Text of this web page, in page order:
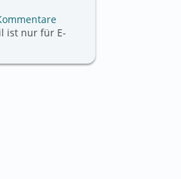
ist nur für E-